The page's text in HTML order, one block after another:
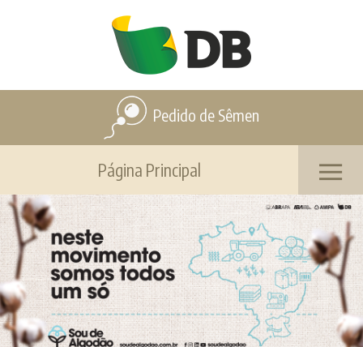
Pedido de Sêmen
Página Principal